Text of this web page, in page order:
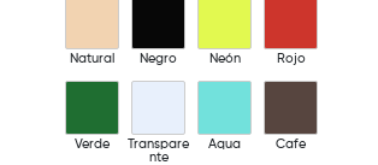
Natural Negro Neón Rojo
Verde
Transpare
nte
Aqua Cafe